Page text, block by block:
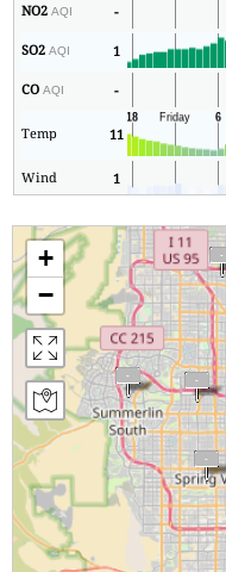
NO2AQI -
SO2AQI 1
COAQI -
Temp 11
Wind 1
+
−